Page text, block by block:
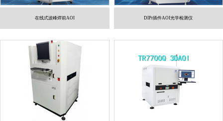
在线式波峰焊前AOI DIPr插件AOI光学检测仪